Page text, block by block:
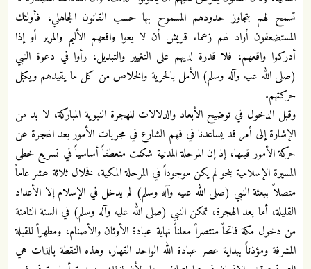
تسمح لهم بتجاوز حدودهم المسموح بها حسب القانون الجاهلي، فأولئك
المستضعفون أراد لهم زعماء قريش أن لا يعوا واقعهم الأليم والمرير أو إذا
أدركوا واقعهم، فلا قدرة لديهم على التغيير والتبديل، رأوا في دعوة النبي
(صلى الله عليه وآله وسلم) الأمل بالحرية والخلاص من كل ما يقيدهم ويكبل
حركتهم.
وقبل الدخول في توضيح الأبعاد والدلالات للهجرة النبوية المباركة، لا بد من
الإشارة إلى أمر قد يساعدنا في فهم الشارع في مجريات الأمور بعد الهجرة عن
حركة الأمور قبلها، إذ إن المرحلة المدنية شكلت منعطفاً أساسياً في تسريع خطى
المسيرة الإسلامية بنحو لم يكن موجوداً في المرحلة المكية، فخلال ثلاثة عشر عاماً
متصلاً ببعثة النبي (صلى الله عليه وآله وسلم) لم يدخل في الإسلام إلا الأعداد
القليلة، أما بعد الهجرة، تمكن النبي (صلى الله عليه وآله وسلم) في السنة الثامنة
من دخول مكة فاتحاً منتصراً معلناً نهاية عبادة الأوثان والأصنام، ومطهراً للقبلة
المشرفة ومؤذناً ببداية عصر عبادة الله الواحد القهار، وهذه النقطة بالذات هي